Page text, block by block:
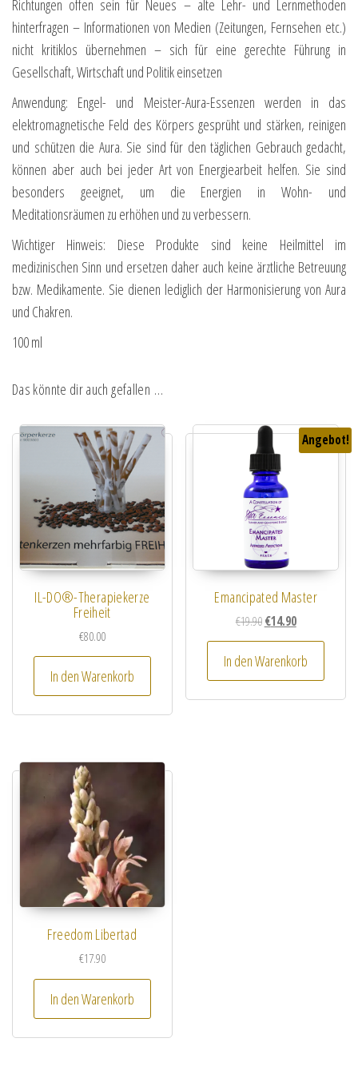
Richtungen offen sein für Neues – alte Lehr- und Lernmethoden
hinterfragen – Informationen von Medien (Zeitungen, Fernsehen etc.)
nicht kritiklos übernehmen – sich für eine gerechte Führung in
Gesellschaft, Wirtschaft und Politik einsetzen
Anwendung: Engel- und Meister-Aura-Essenzen werden in das
elektromagnetische Feld des Körpers gesprüht und stärken, reinigen
und schützen die Aura. Sie sind für den täglichen Gebrauch gedacht,
können aber auch bei jeder Art von Energiearbeit helfen. Sie sind
besonders geeignet, um die Energien in Wohn- und
Meditationsräumen zu erhöhen und zu verbessern.
Wichtiger Hinweis: Diese Produkte sind keine Heilmittel im
medizinischen Sinn und ersetzen daher auch keine ärztliche Betreuung
bzw. Medikamente. Sie dienen lediglich der Harmonisierung von Aura
und Chakren.
100 ml
Das könnte dir auch gefallen …
IL-DO®-Therapiekerze
Freiheit
€80.00
In den Warenkorb
Angebot!
Emancipated Master
€19.90 Ursprünglicher Preis
€14.90Aktueller Preis
In den Warenkorb
Freedom Libertad
€17.90
In den Warenkorb